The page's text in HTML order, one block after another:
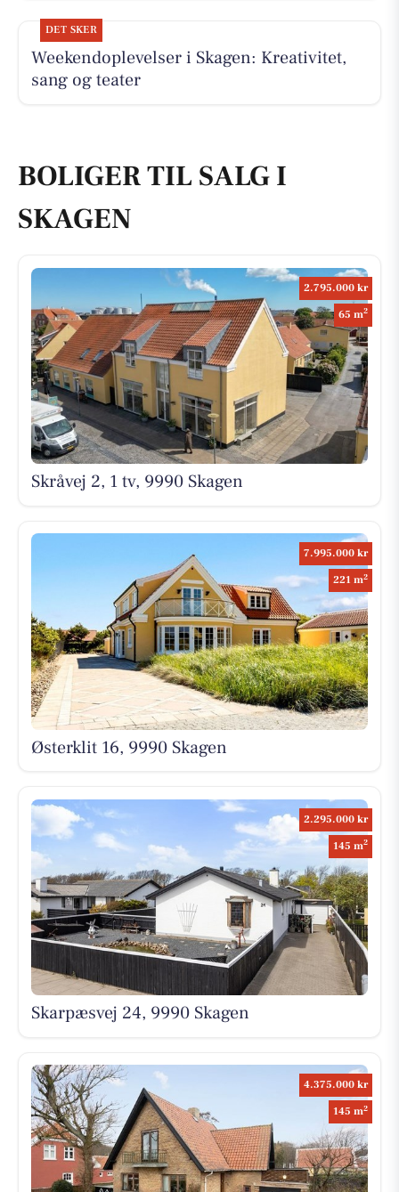
DET SKER
Weekendoplevelser i Skagen: Kreativitet,
sang og teater
BOLIGER TIL SALG I
SKAGEN
2.795.000 kr
65 m2
Skråvej 2, 1 tv, 9990 Skagen
7.995.000 kr
221 m2
Østerklit 16, 9990 Skagen
2.295.000 kr
145 m2
Skarpæsvej 24, 9990 Skagen
4.375.000 kr
145 m2